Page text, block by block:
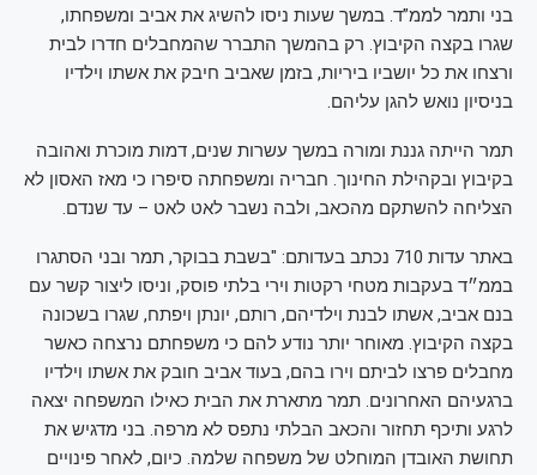
בני ותמר לממ”ד. במשך שעות ניסו להשיג את אביב ומשפחתו,
שגרו בקצה הקיבוץ. רק בהמשך התברר שהמחבלים חדרו לבית
ורצחו את כל יושביו ביריות, בזמן שאביב חיבק את אשתו וילדיו
בניסיון נואש להגן עליהם.
תמר הייתה גננת ומורה במשך עשרות שנים, דמות מוכרת ואהובה
בקיבוץ ובקהילת החינוך. חבריה ומשפחתה סיפרו כי מאז האסון לא
הצליחה להשתקם מהכאב, ולבה נשבר לאט לאט – עד שנדם.
באתר עדות 710 נכתב בעדותם: "בשבת בבוקר, תמר ובני הסתגרו
בממ״ד בעקבות מטחי רקטות וירי בלתי פוסק, וניסו ליצור קשר עם
בנם אביב, אשתו לבנת וילדיהם, רותם, יונתן ויפתח, שגרו בשכונה
בקצה הקיבוץ. מאוחר יותר נודע להם כי משפחתם נרצחה כאשר
מחבלים פרצו לביתם וירו בהם, בעוד אביב חובק את אשתו וילדיו
ברגעיהם האחרונים. תמר מתארת את הבית כאילו המשפחה יצאה
לרגע ותיכף תחזור והכאב הבלתי נתפס לא מרפה. בני מדגיש את
תחושת האובדן המוחלט של משפחה שלמה. כיום, לאחר פינויים